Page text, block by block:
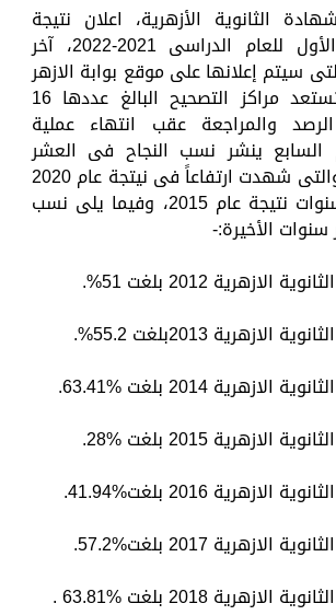
الثانوية الأزهرية، اعلان نتيجة
امتحانات الدور الأول للعام الدراسى 2021-2022، آخر
سيتم إعلانها على موقع بوابة الازهر
الشريف، حيث تستعد مراكز التصحيح البالغ عددها 16
والمراجعة عقب انتهاء عملية
السابع ينشر نسب النجاح فى العشر
سنوات الأخيرة، والتى شهدت ارتفاعاً فى نيتجة عام 2020
، وكانت أقل السنوات نتيجة عام 2015، وفيما يلى نسب
الأخيرة:-
2012 بلغت 51%.
2013بلغت 55.2%.
2014 بلغت %63.41.
2015 بلغت %28.
2016 بلغت%41.94.
2017 بلغت%57.2.
2018 بلغت %63.81 .